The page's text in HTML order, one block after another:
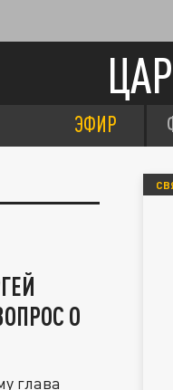
ЭФИР
О
глава